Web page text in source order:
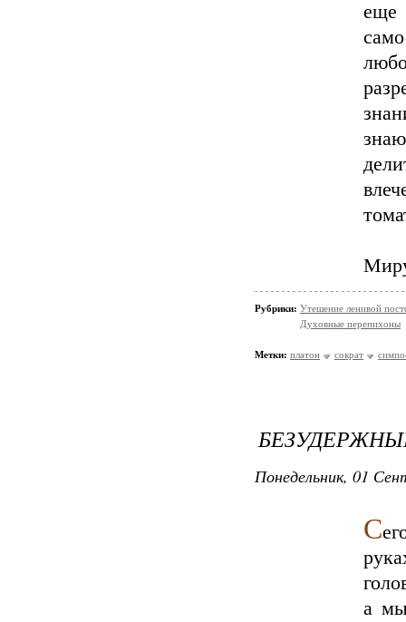
еще
Рубрики: Утешение ленивой
Духовные перепихоны
Метки: платон сократ
Понедельник, 01
С
а